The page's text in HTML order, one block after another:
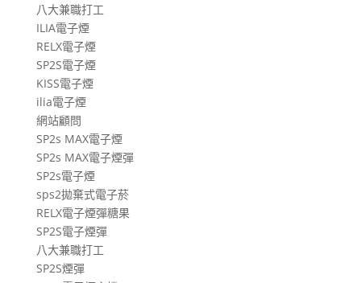
八大兼職打工
ILIA電子煙
RELX電子煙
SP2S電子煙
KISS電子煙
ilia電子煙
網站顧問
SP2s MAX電子煙
SP2s MAX電子煙彈
SP2s電子煙
sps2拋棄式電子菸
RELX電子煙彈糖果
SP2S電子煙彈
八大兼職打工
SP2S煙彈